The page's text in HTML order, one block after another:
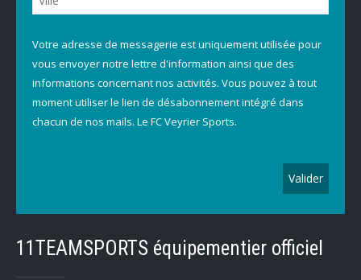
Votre adresse de messagerie est uniquement utilisée pour
vous envoyer notre lettre d'information ainsi que des
informations concernant nos activités. Vous pouvez à tout
moment utiliser le lien de désabonnement intégré dans
chacun de nos mails. Le FC Veyrier Sports.
11TEAMSPORTS équipementier officiel